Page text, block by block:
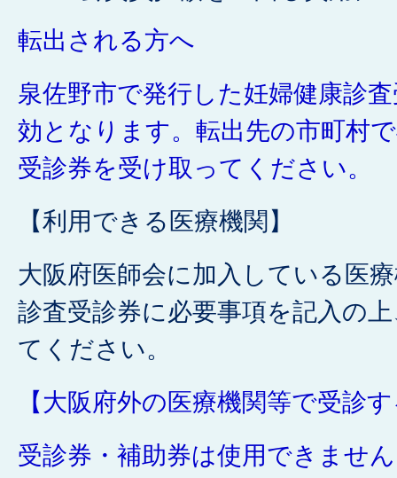
様の負担となります。
お釣りを受け取ることはで
未使用分の払い戻しはあり
里帰り出産等で妊婦健康診
合は、下記『償還払いにつ
さい。
転出される方へ
泉佐野市で発行した妊婦健康診
効となります。転出先の市町村
受診券を受け取ってください。
【利用できる医療機関】
大阪府医師会に加入している医
診査受診券に必要事項を記入の
てください。
【大阪府外の医療機関等で受診
受診券・補助券は使用できませ